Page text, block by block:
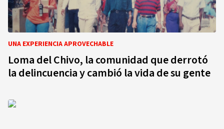
UNA EXPERIENCIA APROVECHABLE
Loma del Chivo, la comunidad que derrotó
la delincuencia y cambió la vida de su gente